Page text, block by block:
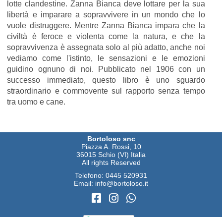
lotte clandestine. Zanna Bianca deve lottare per la sua
libertà e imparare a sopravvivere in un mondo che lo
vuole distruggere. Mentre Zanna Bianca impara che la
civiltà è feroce e violenta come la natura, e che la
sopravvivenza è assegnata solo al più adatto, anche noi
vediamo come l'istinto, le sensazioni e le emozioni
guidino ognuno di noi. Pubblicato nel 1906 con un
successo immediato, questo libro è uno sguardo
straordinario e commovente sul rapporto senza tempo
tra uomo e cane.
Bortoloso snc
Piazza A. Rossi, 10
36015 Schio (VI) Italia
All rights Reserved
Telefono: 0445 520931
Email: info@bortoloso.it